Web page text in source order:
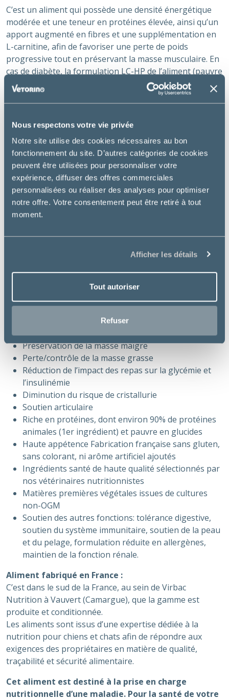
Nous respectons votre vie privée
Notre site utilise des cookies nécessaires au bon
fonctionnement du site. D’autres catégories de cookies
peuvent être utilisées pour personnaliser votre
expérience, diffuser des offres commerciales
personnalisées ou réaliser des analyses pour optimiser
notre offre. Votre consentement peut être retiré à tout
moment.
Afficher les détails
Tout autoriser
Refuser
C’est un aliment qui possède une densité énergétique
modérée et une teneur en protéines élevée, ainsi qu’un
apport augmenté en fibres et une supplémentation en
L-carnitine, afin de favoriser une perte de poids
progressive tout en préservant la masse musculaire. En
cas de diabète, la formulation LC-HP de l’aliment (pauvre
en glucides – riche en protéines) permet de réguler
l’apport en glucose. Avec une formulation pauvre en
de protéines animales, il respecte les besoins
nutritionnels des carnivores.
Utilisation :
Chat en surpoids de moins de 30%
Chat diabétique ayant un poids optimal
Réduction de l’impact des repas sur la glycémie
(faible index glycémique)
modérée)
Weight Loss & Diabetes Cat est
recommandé.
Préservation de la masse maigre
Perte/contrôle de la masse grasse
Réduction de l’impact des repas sur la glycémie et
l’insulinémie
Diminution du risque de cristallurie
Soutien articulaire
Riche en protéines, dont environ 90% de protéines
animales (1er ingrédient) et pauvre en glucides
Haute appétence Fabrication française sans gluten,
sans colorant, ni arôme artificiel ajoutés
Ingrédients santé de haute qualité sélectionnés par
nos vétérinaires nutritionnistes
Matières premières végétales issues de cultures
non-OGM
Soutien des autres fonctions: tolérance digestive,
soutien du système immunitaire, soutien de la peau
et du pelage, formulation réduite en allergènes,
maintien de la fonction rénale.
Aliment fabriqué en France :
C’est dans le sud de la France, au sein de Virbac
Nutrition à Vauvert (Camargue), que la gamme est
produite et conditionnée.
Les aliments sont issus d’une expertise dédiée à la
nutrition pour chiens et chats afin de répondre aux
exigences des propriétaires en matière de qualité,
traçabilité et sécurité alimentaire.
Cet aliment est destiné à la prise en charge
nutritionnelle d’une maladie. Pour la santé de votre